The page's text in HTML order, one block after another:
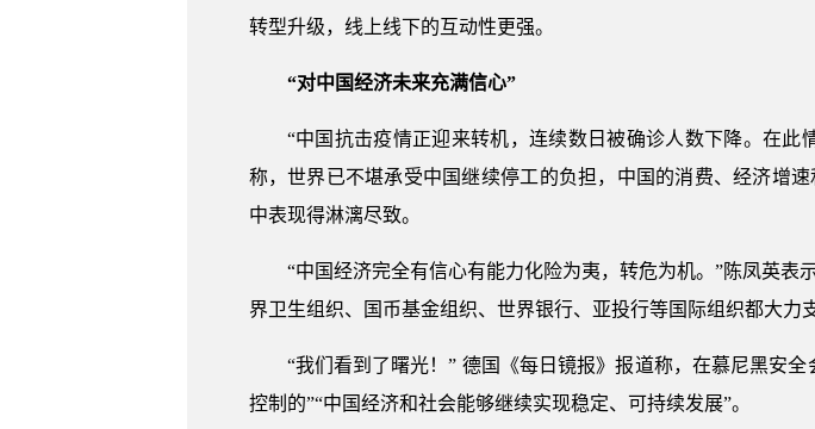
转型升级，线上线下的互动性更强。
“对中国经济未来充满信心”
“中国抗击疫情正迎来转机，连续数日被确诊人数下降。在
称，世界已不堪承受中国继续停工的负担，中国的消费、经济增
中表现得淋漓尽致。
“中国经济完全有信心有能力化险为夷，转危为机。”陈凤英
界卫生组织、国币基金组织、世界银行、亚投行等国际组织都大力
“我们看到了曙光！” 德国《每日镜报》报道称，在慕尼黑安
控制的”“中国经济和社会能够继续实现稳定、可持续发展”。